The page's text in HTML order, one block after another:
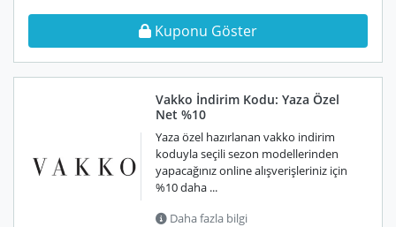
Kuponu Göster
Vakko İndirim Kodu: Yaza Özel
Net %10
Yaza özel hazırlanan vakko indirim
koduyla seçili sezon modellerinden
yapacağınız online alışverişleriniz için
%10 daha ...
Daha fazla bilgi